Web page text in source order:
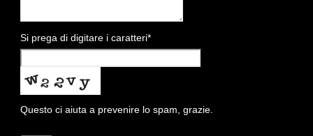
Si prega di digitare i caratteri*
Questo ci aiuta a prevenire lo spam, grazie.